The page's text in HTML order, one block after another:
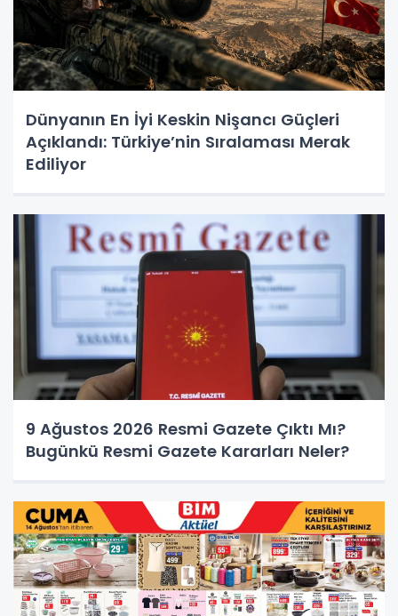
Dünyanın En İyi Keskin Nişancı Güçleri
Açıklandı: Türkiye’nin Sıralaması Merak
Ediliyor
9 Ağustos 2026 Resmi Gazete Çıktı Mı?
Bugünkü Resmi Gazete Kararları Neler?